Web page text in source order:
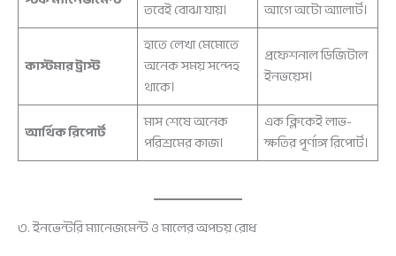
তবেই বোঝা যায়।
আগে অটো অ্যালার্ট।
কাস্টমার ট্রাস্ট
হাতে লেখা মেমোতে
অনেক সময় সন্দেহ
থাকে।
প্রফেশনাল ডিজিটাল
ইনভয়েস।
আর্থিক রিপোর্ট
মাস শেষে অনেক
পরিশ্রমের কাজ।
এক ক্লিকেই লাভ-
ক্ষতির পূর্ণাঙ্গ রিপোর্ট।
৩. ইনভেন্টরি ম্যানেজমেন্ট ও মালের অপচয় রোধ